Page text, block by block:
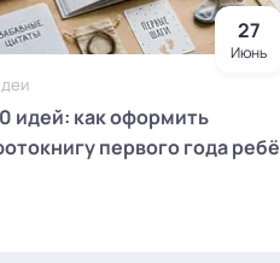
27
Июнь
идей: как оформить
первого года